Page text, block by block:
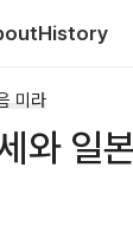
미라
와 일